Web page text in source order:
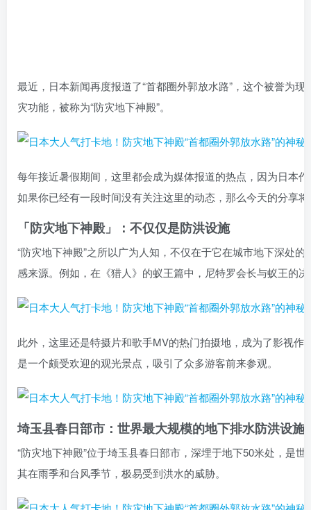
最近，日本新闻再度报道了“首都圈外郭放水路”，这个被誉为
灾功能，被称为“防灾地下神殿”。
每年接近暑假期间，这里都会成为媒体报道的热点，因为日本
如果你已经有一段时间没有关注这里的动态，那么今天的分享
「防灾地下神殿」：不仅仅是防洪设施
“防灾地下神殿”之所以广为人知，不仅在于它在城市地下深处
感来源。例如，在《猎人》的蚁王篇中，尼特罗会长与蚁王的
此外，这里还是特摄片和歌手MV的热门拍摄地，成为了影视
是一个颇受欢迎的观光景点，吸引了众多游客前来参观。
埼玉县春日部市：世界最大规模的地下排水防洪设施
“防灾地下神殿”位于埼玉县春日部市，深埋于地下50米处，是
其在雨季和台风季节，极易受到洪水的威胁。